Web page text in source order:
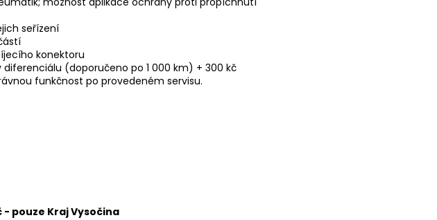
seřízení
konektoru
(doporučeno po 1 000 km) + 300 kč
funkčnost po provedeném servisu.
- pouze Kraj Vysočina